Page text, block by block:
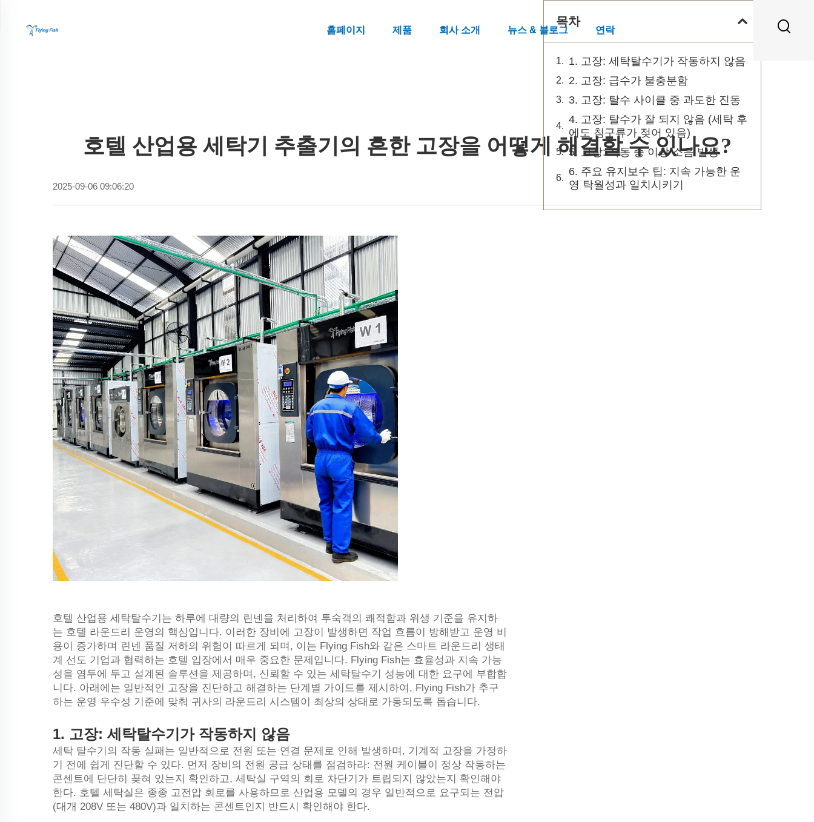
홈페이지 제품 회사 소개 뉴스 & 블로그 연락
호텔 산업용 세탁기 추출기의 흔한 고장을 어떻게 해결할 수 있나요?
2025-09-06 09:06:20
호텔 산업용 세탁탈수기는 하루에 대량의 린넨을 처리하여 투숙객의 쾌적함과 위생 기준을 유지하
는 호텔 라운드리 운영의 핵심입니다. 이러한 장비에 고장이 발생하면 작업 흐름이 방해받고 운영 비
용이 증가하며 린넨 품질 저하의 위험이 따르게 되며, 이는 Flying Fish와 같은 스마트 라운드리 생태
계 선도 기업과 협력하는 호텔 입장에서 매우 중요한 문제입니다. Flying Fish는 효율성과 지속 가능
성을 염두에 두고 설계된 솔루션을 제공하며, 신뢰할 수 있는 세탁탈수기 성능에 대한 요구에 부합합
니다. 아래에는 일반적인 고장을 진단하고 해결하는 단계별 가이드를 제시하여, Flying Fish가 추구
하는 운영 우수성 기준에 맞춰 귀사의 라운드리 시스템이 최상의 상태로 가동되도록 돕습니다.
1. 고장: 세탁탈수기가 작동하지 않음
세탁 탈수기의 작동 실패는 일반적으로 전원 또는 연결 문제로 인해 발생하며, 기계적 고장을 가정하
기 전에 쉽게 진단할 수 있다. 먼저 장비의 전원 공급 상태를 점검하라: 전원 케이블이 정상 작동하는
콘센트에 단단히 꽂혀 있는지 확인하고, 세탁실 구역의 회로 차단기가 트립되지 않았는지 확인해야
한다. 호텔 세탁실은 종종 고전압 회로를 사용하므로 산업용 모델의 경우 일반적으로 요구되는 전압
(대개 208V 또는 480V)과 일치하는 콘센트인지 반드시 확인해야 한다.
목차
1. 고장: 세탁탈수기가 작동하지 않음
2. 고장: 급수가 불충분함
3. 고장: 탈수 사이클 중 과도한 진동
4. 고장: 탈수가 잘 되지 않음 (세탁 후
에도 침구류가 젖어 있음)
5. 고장: 작동 중 이상 소음 발생
6. 주요 유지보수 팁: 지속 가능한 운
영 탁월성과 일치시키기